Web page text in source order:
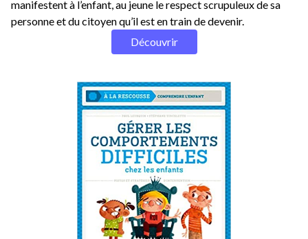
manifestent à l’enfant, au jeune le respect scrupuleux de sa
personne et du citoyen qu’il est en train de devenir.
Découvrir